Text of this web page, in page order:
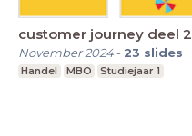
customer journey deel 2
November 2024- 23 slides
Handel MBO Studiejaar 1